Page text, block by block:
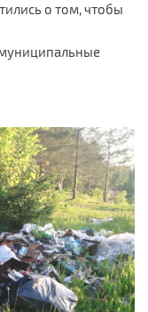
о том, чтобы